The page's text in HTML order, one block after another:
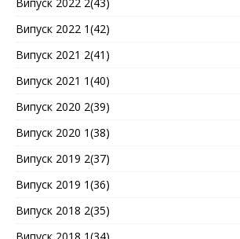
Випуск 2022 1(42)
Випуск 2021 2(41)
Випуск 2021 1(40)
Випуск 2020 2(39)
Випуск 2020 1(38)
Випуск 2019 2(37)
Випуск 2019 1(36)
Випуск 2018 2(35)